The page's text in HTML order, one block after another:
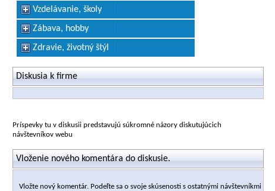
Vzdelávanie, školy
Zábava, hobby
Zdravie, životný štýl
Diskusia k firme
Príspevky tu v diskusii predstavujú súkromné názory diskutujúcich
návštevníkov webu
Vloženie nového komentára do diskusie.
Vložte nový komentár. Podeľte sa o svoje skúsenosti s ostatnými návštevníkmi